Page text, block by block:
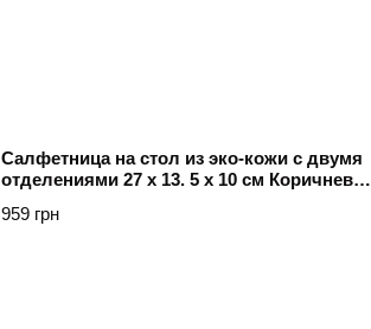
Салфетница на стол из эко-кожи с двумя
отделениями 27 х 13. 5 х 10 см Коричневый
959 грн